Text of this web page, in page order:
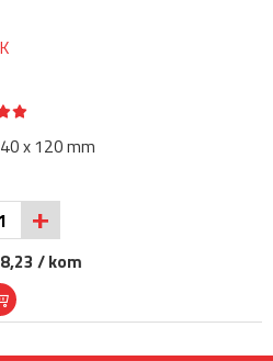
x 120 mm
+
/ kom